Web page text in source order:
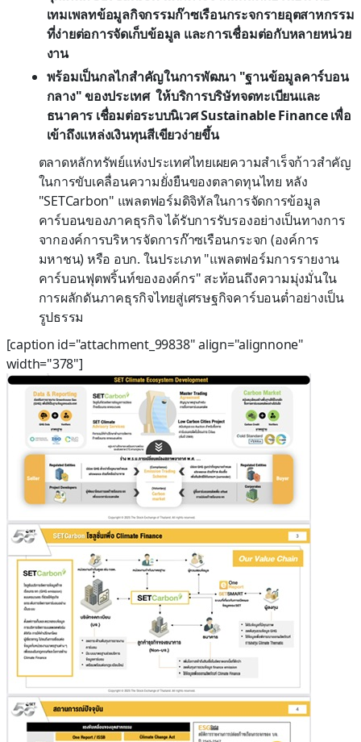
เทมเพลทข้อมูลกิจกรรมก๊าซเรือนกระจกรายอุตสาหกรรม
ที่ง่ายต่อการจัดเก็บข้อมูล และการเชื่อมต่อกับหลายหน่วย
งาน
พร้อมเป็นกลไกสำคัญในการพัฒนา "ฐานข้อมูลคาร์บอน
กลาง" ของประเทศ ให้บริการบริษัทจดทะเบียนและ
ธนาคาร เชื่อมต่อระบบนิเวศSustainable Finance เพื่อ
เข้าถึงแหล่งเงินทุนสีเขียวง่ายขึ้น
ตลาดหลักทรัพย์แห่งประเทศไทยเผยความสำเร็จก้าวสำคัญ
ในการขับเคลื่อนความยั่งยืนของตลาดทุนไทย หลัง
"SETCarbon" แพลตฟอร์มดิจิทัลในการจัดการข้อมูล
คาร์บอนของภาคธุรกิจ ได้รับการรับรองอย่างเป็นทางการ
จากองค์การบริหารจัดการก๊าซเรือนกระจก (องค์การ
มหาชน) หรือ อบก. ในประเภท "แพลตฟอร์มการรายงาน
คาร์บอนฟุตพริ้นท์ขององค์กร" สะท้อนถึงความมุ่งมั่นใน
การผลักดันภาคธุรกิจไทยสู่เศรษฐกิจคาร์บอนต่ำอย่างเป็น
รูปธรรม
[caption id="attachment_99838" align="alignnone"
width="378"]